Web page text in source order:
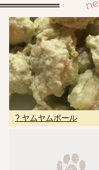
? ヤムヤムボール